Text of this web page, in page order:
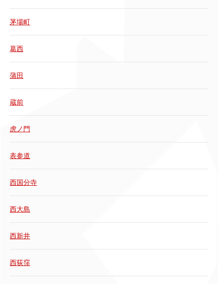
茅場町
葛西
蒲田
蔵前
虎ノ門
表参道
西国分寺
西大島
西新井
西荻窪